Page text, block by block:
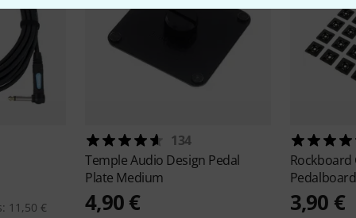
11,50 €
134
Temple Audio Design Pedal
Plate Medium
4,90 €
Rockboard
3,90 €